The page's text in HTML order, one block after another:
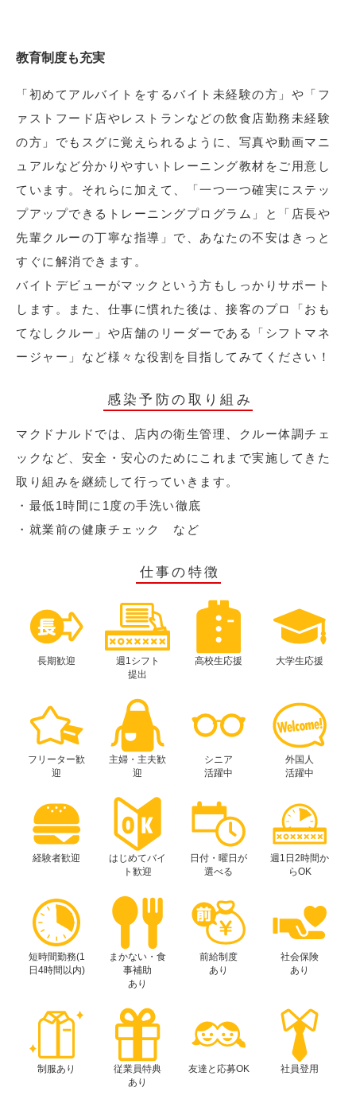
教育制度も充実
「初めてアルバイトをするバイト未経験の方」や「フ
ァストフード店やレストランなどの飲食店勤務未経験
の方」でもスグに覚えられるように、写真や動画マニ
ュアルなど分かりやすいトレーニング教材をご用意し
ています。それらに加えて、「一つ一つ確実にステッ
プアップできるトレーニングプログラム」と「店長や
先輩クルーの丁寧な指導」で、あなたの不安はきっと
すぐに解消できます。
バイトデビューがマックという方もしっかりサポート
します。また、仕事に慣れた後は、接客のプロ「おも
てなしクルー」や店舗のリーダーである「シフトマネ
ージャー」など様々な役割を目指してみてください！
感染予防の取り組み
マクドナルドでは、店内の衛生管理、クルー体調チェ
ックなど、安全・安心のためにこれまで実施してきた
取り組みを継続して行っていきます。
・最低1時間に1度の手洗い徹底
・就業前の健康チェック など
仕事の特徴
長期歓迎
週1シフト
提出
高校生応援 大学生応援
フリーター歓
迎
主婦・主夫歓
迎
シニア
活躍中
外国人
活躍中
経験者歓迎
はじめてバイ
ト歓迎
日付・曜日が
選べる
週1日2時間か
らOK
短時間勤務(1
日4時間以内)
まかない・食
事補助
あり
前給制度
あり
社会保険
あり
制服あり
従業員特典
あり
友達と応募OK 社員登用